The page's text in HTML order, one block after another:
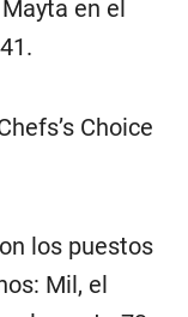
en el
Choice
los puestos
Mil, el